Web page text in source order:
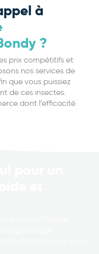
à
?
prix compétitifs et
nos services de
que vous puissiez
de ces insectes.
dont l’efficacité